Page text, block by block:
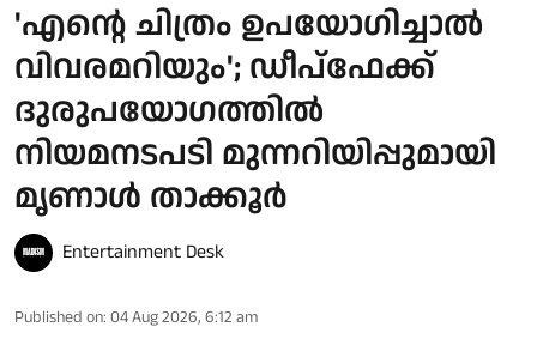
'എന്റെ ചിത്രം ഉപയോഗിച്ചാൽ
വിവരമറിയും'; ഡീപ്‌ഫേക്ക്
ദുരുപയോഗത്തിൽ
നിയമനടപടി മുന്നറിയിപ്പുമായി
മൃണാൾ താക്കൂർ
Entertainment Desk
Published on: 04 Aug 2026, 6:12 am